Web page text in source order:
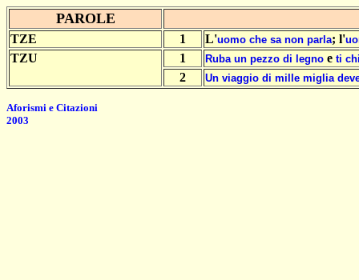
PAROLE
TZE 1 L'uomo che sa non parla; l'
TZU 1 Ruba un pezzo di legno e ti
2 Un viaggio di mille miglia
Aforismi e Citazioni
2003